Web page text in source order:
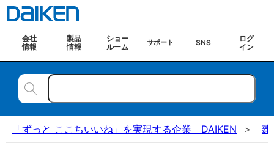
会社
情報
製品
情報
ショー
ルーム
サポート SNS
ログ
イン
「ずっと ここちいいね」を実現する企業 DAIKEN 建